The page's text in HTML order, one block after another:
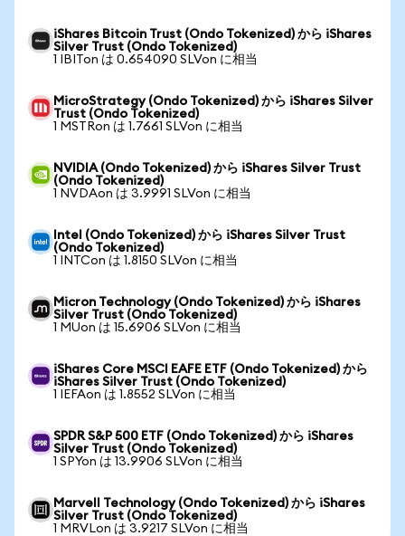
iShares Bitcoin Trust (Ondo Tokenized) から iShares
Silver Trust (Ondo Tokenized)
1 IBITon は 0.654090 SLVon に相当
MicroStrategy (Ondo Tokenized) から iShares Silver
Trust (Ondo Tokenized)
1 MSTRon は 1.7661 SLVon に相当
NVIDIA (Ondo Tokenized) から iShares Silver Trust
(Ondo Tokenized)
1 NVDAon は 3.9991 SLVon に相当
Intel (Ondo Tokenized) から iShares Silver Trust
(Ondo Tokenized)
1 INTCon は 1.8150 SLVon に相当
Micron Technology (Ondo Tokenized) から iShares
Silver Trust (Ondo Tokenized)
1 MUon は 15.6906 SLVon に相当
iShares Core MSCI EAFE ETF (Ondo Tokenized) から
iShares Silver Trust (Ondo Tokenized)
1 IEFAon は 1.8552 SLVon に相当
SPDR S&P 500 ETF (Ondo Tokenized) から iShares
Silver Trust (Ondo Tokenized)
1 SPYon は 13.9906 SLVon に相当
Marvell Technology (Ondo Tokenized) から iShares
Silver Trust (Ondo Tokenized)
1 MRVLon は 3.9217 SLVon に相当